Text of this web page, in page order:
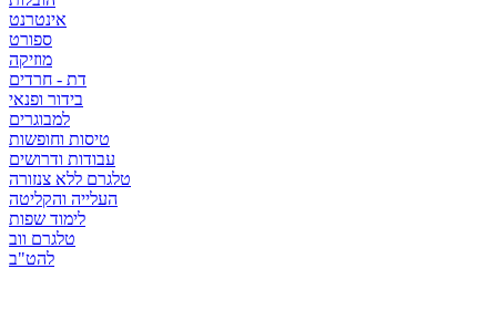
אינטרנט
ספורט
מוזיקה
דת - חרדים
בידור ופנאי
למבוגרים
טיסות וחופשות
עבודות ודרושים
טלגרם ללא צנזורה
העלייה והקליטה
לימוד שפות
טלגרם ווב
להט"ב